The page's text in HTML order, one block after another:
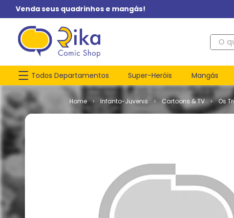
Venda seus quadrinhos e mangás!
O que
Todos Departamentos Super-Heróis Mangás
Infanto-Juvenis Cartoons & TV Os